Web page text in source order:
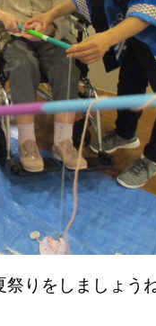
りをしましょう